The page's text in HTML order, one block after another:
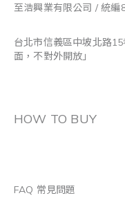
至浩興業有限公司 / 統編
台北市信義區中坡北路
面，不對外開放」
HOW TO BUY
FAQ 常見問題